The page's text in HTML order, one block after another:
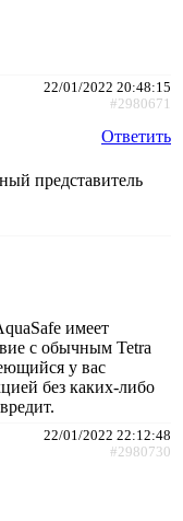
22/01/2022 20:48:15
#2980671
Ответить
представитель
имеет
с обычным Tetra
у вас
без каких-либо
22/01/2022 22:12:48
#2980730